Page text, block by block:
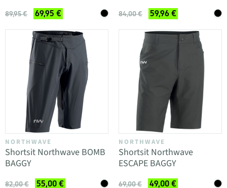
89,95 € 69,95 € 84,00 € 59,96 €
NORTHWAVE
Shortsit Northwave BOMB
BAGGY
82,00 € 55,00 €
NORTHWAVE
Shortsit Northwave
ESCAPE BAGGY
69,00 € 49,00 €